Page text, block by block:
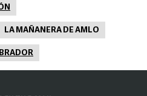
LA MAÑANERA DE AMLO